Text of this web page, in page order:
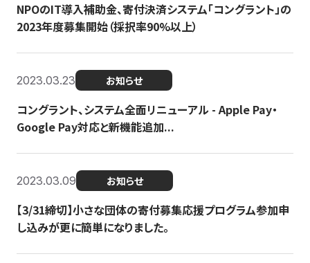
NPOのIT導入補助金、寄付決済システム「コングラント」の
2023年度募集開始（採択率90%以上）
2023.03.23 お知らせ
コングラント、システム全面リニューアル - Apple Pay・
Google Pay対応と新機能追加...
2023.03.09 お知らせ
【3/31締切】小さな団体の寄付募集応援プログラム参加申
し込みが更に簡単になりました。